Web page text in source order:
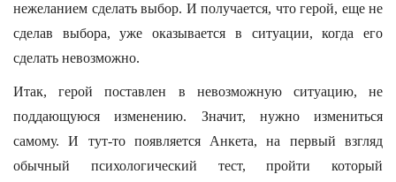
нежеланием сделать выбор. И получается, что герой, еще не
сделав выбора, уже оказывается в ситуации, когда его
сделать невозможно.
Итак, герой поставлен в невозможную ситуацию, не
поддающуюся изменению. Значит, нужно измениться
самому. И тут-то появляется Анкета, на первый взгляд
обычный психологический тест, пройти который